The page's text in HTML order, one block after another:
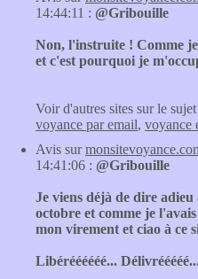
14:44:11 : @Gribouille
Non, l'instruite ! Comme
et c'est pourquoi je
Voir d'autres sites sur le sujet
voyance par email, voyance
Avis sur
14:41:06 : @Gribouille
Je viens déjà de dire adieu
octobre et comme je
mon virement et ciao à ce
Libéréééééé...